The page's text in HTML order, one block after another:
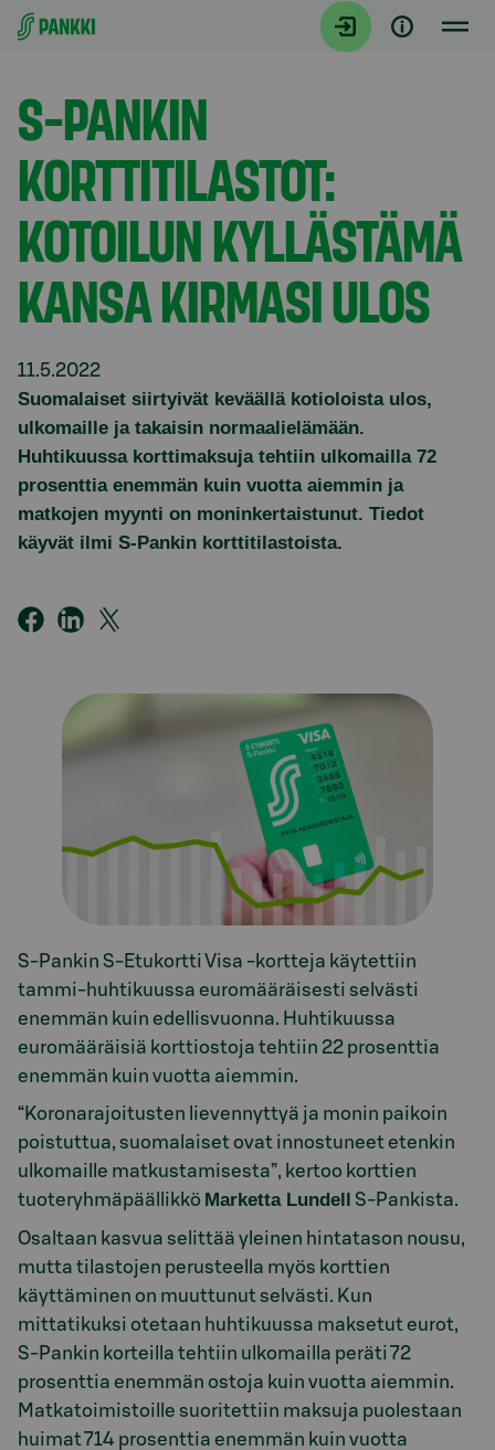
Siirry suoraan sisältöön
Tiedotteet
S-PANKIN
KORTTITILASTOT:
KOTOILUN KYLLÄSTÄMÄ
KANSA KIRMASI ULOS
11.5.2022
Suomalaiset siirtyivät keväällä kotioloista ulos,
ulkomaille ja takaisin normaalielämään.
Huhtikuussa korttimaksuja tehtiin ulkomailla 72
prosenttia enemmän kuin vuotta aiemmin ja
matkojen myynti on moninkertaistunut. Tiedot
käyvät ilmi S-Pankin korttitilastoista.
S-Pankin S-Etukortti Visa -kortteja käytettiin
tammi-huhtikuussa euromääräisesti selvästi
enemmän kuin edellisvuonna. Huhtikuussa
euromääräisiä korttiostoja tehtiin 22 prosenttia
enemmän kuin vuotta aiemmin.
“Koronarajoitusten lievennyttyä ja monin paikoin
poistuttua, suomalaiset ovat innostuneet etenkin
ulkomaille matkustamisesta”, kertoo korttien
tuoteryhmäpäällikkö Marketta Lundell S-Pankista.
Osaltaan kasvua selittää yleinen hintatason nousu,
mutta tilastojen perusteella myös korttien
käyttäminen on muuttunut selvästi. Kun
mittatikuksi otetaan huhtikuussa maksetut eurot,
S-Pankin korteilla tehtiin ulkomailla peräti 72
prosenttia enemmän ostoja kuin vuotta aiemmin.
Matkatoimistoille suoritettiin maksuja puolestaan
huimat 714 prosenttia enemmän kuin vuotta